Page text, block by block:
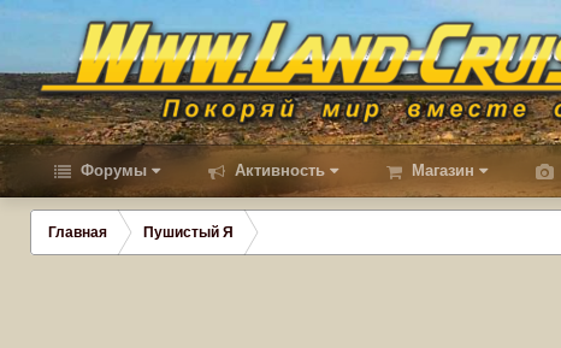
Форумы Активность Магазин
Главная Пушистый Я